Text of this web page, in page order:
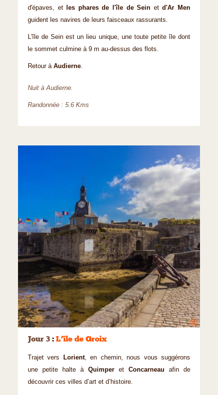
d'épaves, etles phares de l'île de Sein etd'Ar Men
guident les navires de leurs faisceaux rassurants.
L'île de Sein est un lieu unique, une toute petite île dont
le sommet culmine à 9 m au-dessus des flots.
Retour à Audierne.
Nuit à Audierne.
Randonnée : 5.6 Kms
©
Jour 3 : L’île de Groix
Trajet vers Lorient, en chemin, nous vous suggérons
une petite halte à Quimper et Concarneau afin de
découvrir ces villes d’art et d’histoire.